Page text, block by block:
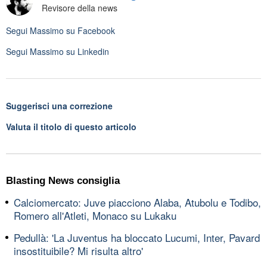
Revisore della news
Segui Massimo su Facebook
Segui Massimo su Linkedin
Suggerisci una correzione
Valuta il titolo di questo articolo
Blasting News consiglia
Calciomercato: Juve piacciono Alaba, Atubolu e Todibo,
Romero all'Atleti, Monaco su Lukaku
Pedullà: 'La Juventus ha bloccato Lucumi, Inter, Pavard
insostituibile? Mi risulta altro'